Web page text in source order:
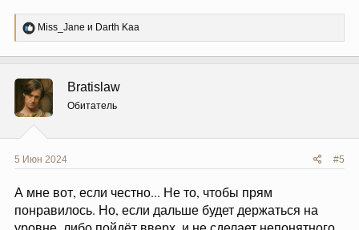
Р
е
ц
и
и
:
Miss_Jane и Darth Kaa
Bratislaw
Обитатель
5 Июн 2024 #5
А мне вот, если честно... Не то, чтобы прям
понравилось. Но, если дальше будет держаться на